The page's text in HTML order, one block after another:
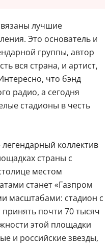
лучшие
Это основатель и
группы, автор
вся страна, и артист,
что бэнд
радио, а сегодня
стадионы в честь
коллектив
страны с
местом
станет «Газпром
масштабами: стадион с
почти 70 тысяч
этой площадки
и российские звезды,